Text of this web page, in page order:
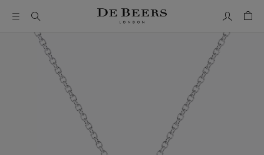
這是一個帶有一張大圖像和下面的縮圖軌道的輪播。使用